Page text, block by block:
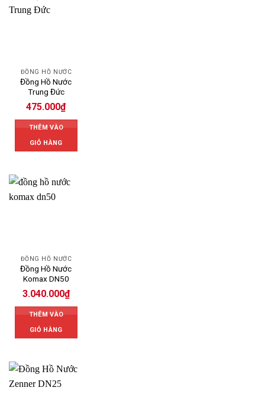
ĐỒNG HỒ NƯỚC
Đồng Hồ Nước
Trung Đức
475.000₫
THÊM VÀO
GIỎ HÀNG
ĐỒNG HỒ NƯỚC
Đồng Hồ Nước
Komax DN50
3.040.000₫
THÊM VÀO
GIỎ HÀNG